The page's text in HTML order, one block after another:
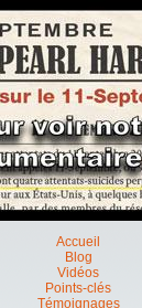
Accueil
Blog
Vidéos
Points-clés
Témoignages